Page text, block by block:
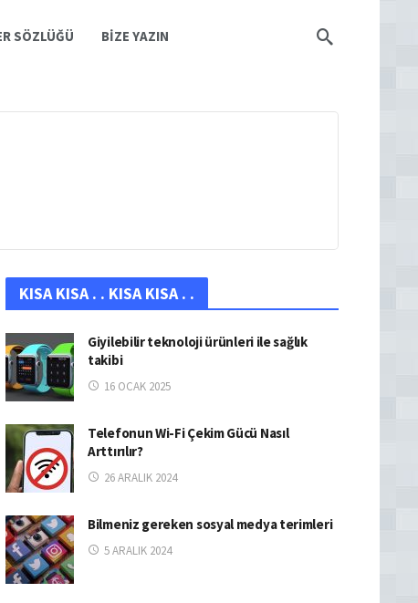
SÖZLÜĞÜ BIZE YAZIN
KISA KISA . . KISA KISA . .
Giyilebilir teknoloji ürünleri ile sağlık
takibi
16 OCAK 2025
Telefonun Wi-Fi Çekim Gücü Nasıl
Arttırılır?
26 ARALIK 2024
Bilmeniz gereken sosyal medya terimleri
5 ARALIK 2024